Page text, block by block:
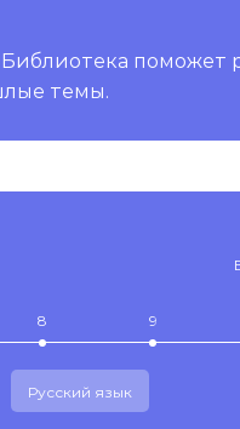
поможет
темы.
8 9
Русский язык